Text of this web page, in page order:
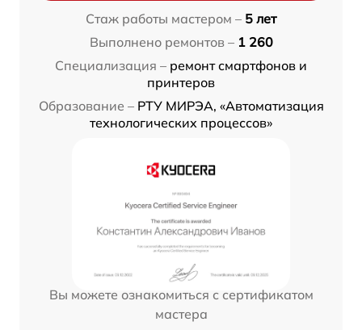
Стаж работы мастером – 5 лет
Выполнено ремонтов – 1 260
Специализация – ремонт смартфонов и
принтеров
Образование – РТУ МИРЭА, «Автоматизация
технологических процессов»
Вы можете ознакомиться с сертификатом
мастера